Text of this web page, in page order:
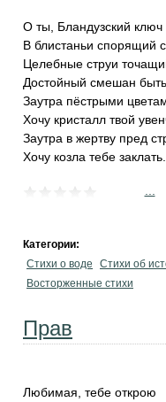
О ты, Бландузский ключ
В блистаньи спорящий с
Целебные струи
Достойный смешан
Заутра пёстрыми
Хочу кристалл твой
Заутра в жертву пред
Хочу козла тебе заклать.
Категории:
Стихи о воде
Стихи об
Восторженные стихи
Прав
Любимая, тебе открою